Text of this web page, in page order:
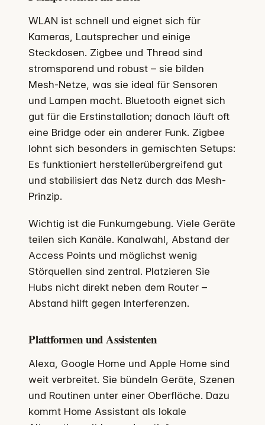
WLAN ist schnell und eignet sich für
Kameras, Lautsprecher und einige
Steckdosen. Zigbee und Thread sind
stromsparend und robust – sie bilden
Mesh-Netze, was sie ideal für Sensoren
und Lampen macht. Bluetooth eignet sich
gut für die Erstinstallation; danach läuft oft
eine Bridge oder ein anderer Funk. Zigbee
lohnt sich besonders in gemischten Setups:
Es funktioniert herstellerübergreifend gut
und stabilisiert das Netz durch das Mesh-
Prinzip.
Wichtig ist die Funkumgebung. Viele Geräte
teilen sich Kanäle. Kanalwahl, Abstand der
Access Points und möglichst wenig
Störquellen sind zentral. Platzieren Sie
Hubs nicht direkt neben dem Router –
Abstand hilft gegen Interferenzen.
Plattformen und Assistenten
Alexa, Google Home und Apple Home sind
weit verbreitet. Sie bündeln Geräte, Szenen
und Routinen unter einer Oberfläche. Dazu
kommt Home Assistant als lokale